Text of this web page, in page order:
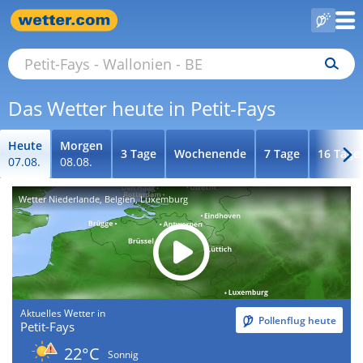
Das Wetter heute in Petit-Fays
Heute
07.08.
Morgen
08.08.
3 Tage Wochenende 7 Tage 16 Tage
Wetter Niederlande, Belgien, Luxemburg
Aktuelles Wetter in
Petit-Fays Pollenflug heute
22°C
Sonnig